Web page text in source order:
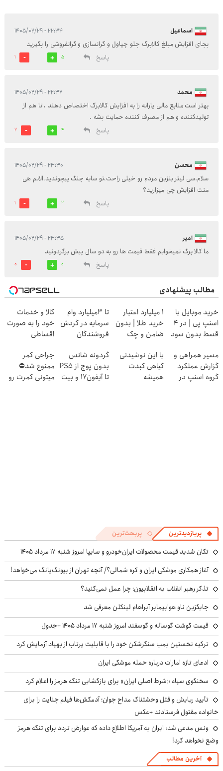
اسماعیل ۲۲:۳۴ - ۱۴۰۵/۰۲/۲۹
بجای افزایش مبلغ کالابرگ جلو چپاول و گرانسازی و گرانفروشی را بگیرید
پاسخ
5
1
محمد ۲۲:۳۷ - ۱۴۰۵/۰۲/۲۹
بهتر است منابع مالی یارانه را به افزایش کالابرگ اختصاص دهند ، تا هم از
تولیدکننده و هم از مصرف کننده حمایت بشه .
پاسخ
4
2
محسن ۲۳:۳۰ - ۱۴۰۵/۰۲/۲۹
سلام.سی لیتر بنزین مردم رو خیلی راحت،تو سایه جنگ پیچوندید،الانم هی
منت افزایش چی میزارید؟
پاسخ
2
1
امیر ۲۳:۳۵ - ۱۴۰۵/۰۲/۲۹
ما کالا برگ نمیخوایم فقط قیمت ها رو به دو سال پیش برگردونید
پاسخ
0
0
مطالب پیشنهادی
خرید موبایل با
اسنپ پی | در ۴
قسط بدون سود
۱ میلیارد اعتبار
خرید طلا | بدون
ضامن و چک
تا 3میلیارد وام
سرمایه در گردش
فروشندگان
کالا و خدمات
خود را به صورت
اقساطی
مسیر همراهی و
گزارش عملکرد
گروه اسنپ در
با این نوشیدنی
گیاهی کبدت
همیشه
گردونه شانس
بدون پوچ از PS5
تا آیفون17 و بیت
جراحی کمر
ممنوع شد⛔
میتونی کمرت رو
پربازدیدترین پربحث‌ترین
تکان شدید قیمت محصولات ایران‌خودرو و سایپا امروز شنبه ۱۷ مرداد ۱۴۰۵
آغاز همکاری موشکی ایران و کره شمالی؟/ آنچه تهران از پیونگ‌یانگ می‌خواهد!
تذکر رهبر انقلاب به انقلابیون؛ چرا عمل نمی‌کنید؟
جایگزین ناو هواپیمابر آبراهام لینکلن معرفی شد
قیمت گوشت گوساله و گوسفند امروز شنبه ۱۷ مرداد ۱۴۰۵ +جدول
ترکیه نخستین بمب سنگرشکن خود را با قابلیت پرتاب از پهپاد آزمایش کرد
ادعای تازه امارات درباره حمله موشکی ایران
سخنگوی سپاه «شرط اصلی ایران» برای بازگشایی تنگه هرمز را اعلام کرد
تأیید ربایش و قتل وحشتناک مداح جوان؛ آدمکش‌ها فیلم جنایت را برای
خانواده مقتول فرستادند +عکس
ونس مدعی شد: ایران به آمریکا اطلاع داده که عوارض تردد برای تنگه هرمز
وضع نخواهد کرد!
آخرین مطالب